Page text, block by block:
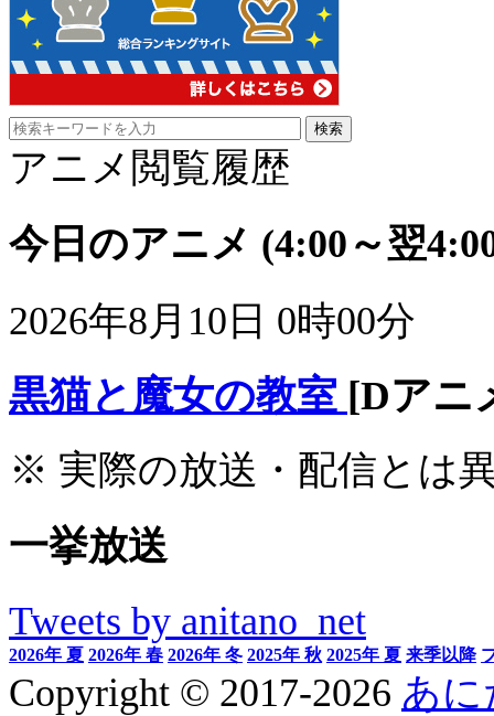
アニメ閲覧履歴
今日のアニメ (4:00～翌
2026年8月10日 0時00分
黒猫と魔女の教室 [Dアニ
※ 実際の放送・配信とは
一挙放送
Tweets by anitano_net
2026年 夏 2026年 春 2026年 冬 2025年 秋 2025年 夏 来季以降
Copyright © 2017-2026 あに